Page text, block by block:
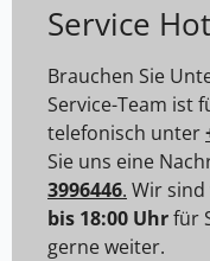
Service
Brauchen Sie
Service-Team ist
telefonisch unter
Sie uns eine
3996446. Wir sind
bis 18:00 Uhrfür
gerne weiter.